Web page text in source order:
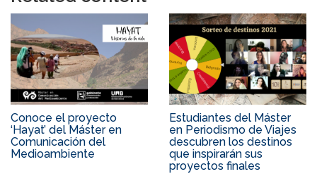
Conoce el proyecto
‘Hayat’ del Máster en
Comunicación del
Medioambiente
Estudiantes del Máster
en Periodismo de Viajes
descubren los destinos
que inspirarán sus
proyectos finales